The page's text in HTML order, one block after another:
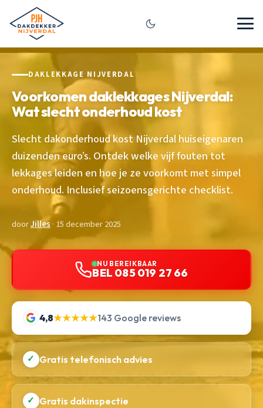
DAKLEKKAGE NIJVERDAL
Voorkomen daklekkages Nijverdal:
Wat slecht onderhoud kost
Slecht dakonderhoud kost Nijverdal huiseigenaren
duizenden euro’s. Ontdek welke vijf fouten tot
lekkages leiden en hoe je ze voorkomt met simpel
onderhoud. Inclusief seizoensgerichte checklist.
doorJilles · 15 december 2025
NU BEREIKBAAR
BEL 085 019 27 66
4,8★★★★★143 Google reviews
✓ Gratis telefonisch advies
✓ Gratis dakinspectie